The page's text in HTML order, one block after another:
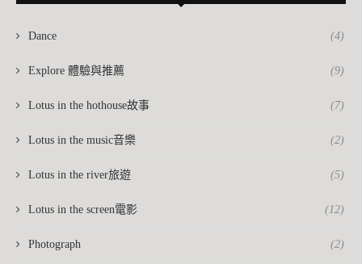
Dance (4)
Explore 體驗與推薦 (9)
Lotus in the hothouse故事 (7)
Lotus in the music音樂 (2)
Lotus in the river旅遊 (5)
Lotus in the screen電影 (12)
Photograph (2)